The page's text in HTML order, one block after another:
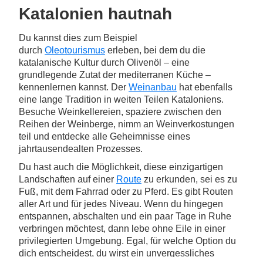
Katalonien hautnah
Du kannst dies zum Beispiel
durch Oleotourismus erleben, bei dem du die
katalanische Kultur durch Olivenöl – eine
grundlegende Zutat der mediterranen Küche –
kennenlernen kannst. Der Weinanbau hat ebenfalls
eine lange Tradition in weiten Teilen Kataloniens.
Besuche Weinkellereien, spaziere zwischen den
Reihen der Weinberge, nimm an Weinverkostungen
teil und entdecke alle Geheimnisse eines
jahrtausendealten Prozesses.
Du hast auch die Möglichkeit, diese einzigartigen
Landschaften auf einer Route zu erkunden, sei es zu
Fuß, mit dem Fahrrad oder zu Pferd. Es gibt Routen
aller Art und für jedes Niveau. Wenn du hingegen
entspannen, abschalten und ein paar Tage in Ruhe
verbringen möchtest, dann lebe ohne Eile in einer
privilegierten Umgebung. Egal, für welche Option du
dich entscheidest, du wirst ein unvergessliches